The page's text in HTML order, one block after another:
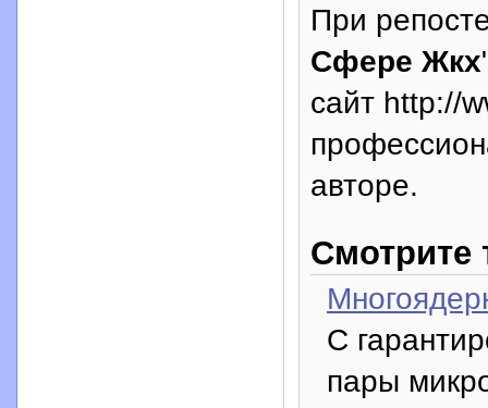
При
Сфере Жкх
сайт http://
авторе.
Смотрите
С
пары